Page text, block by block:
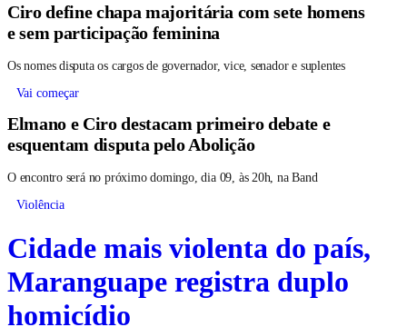
Ciro define chapa majoritária com sete homens
e sem participação feminina
Os nomes disputa os cargos de governador, vice, senador e suplentes
Vai começar
Elmano e Ciro destacam primeiro debate e
esquentam disputa pelo Abolição
O encontro será no próximo domingo, dia 09, às 20h, na Band
Violência
Cidade mais violenta do país,
Maranguape registra duplo
homicídio